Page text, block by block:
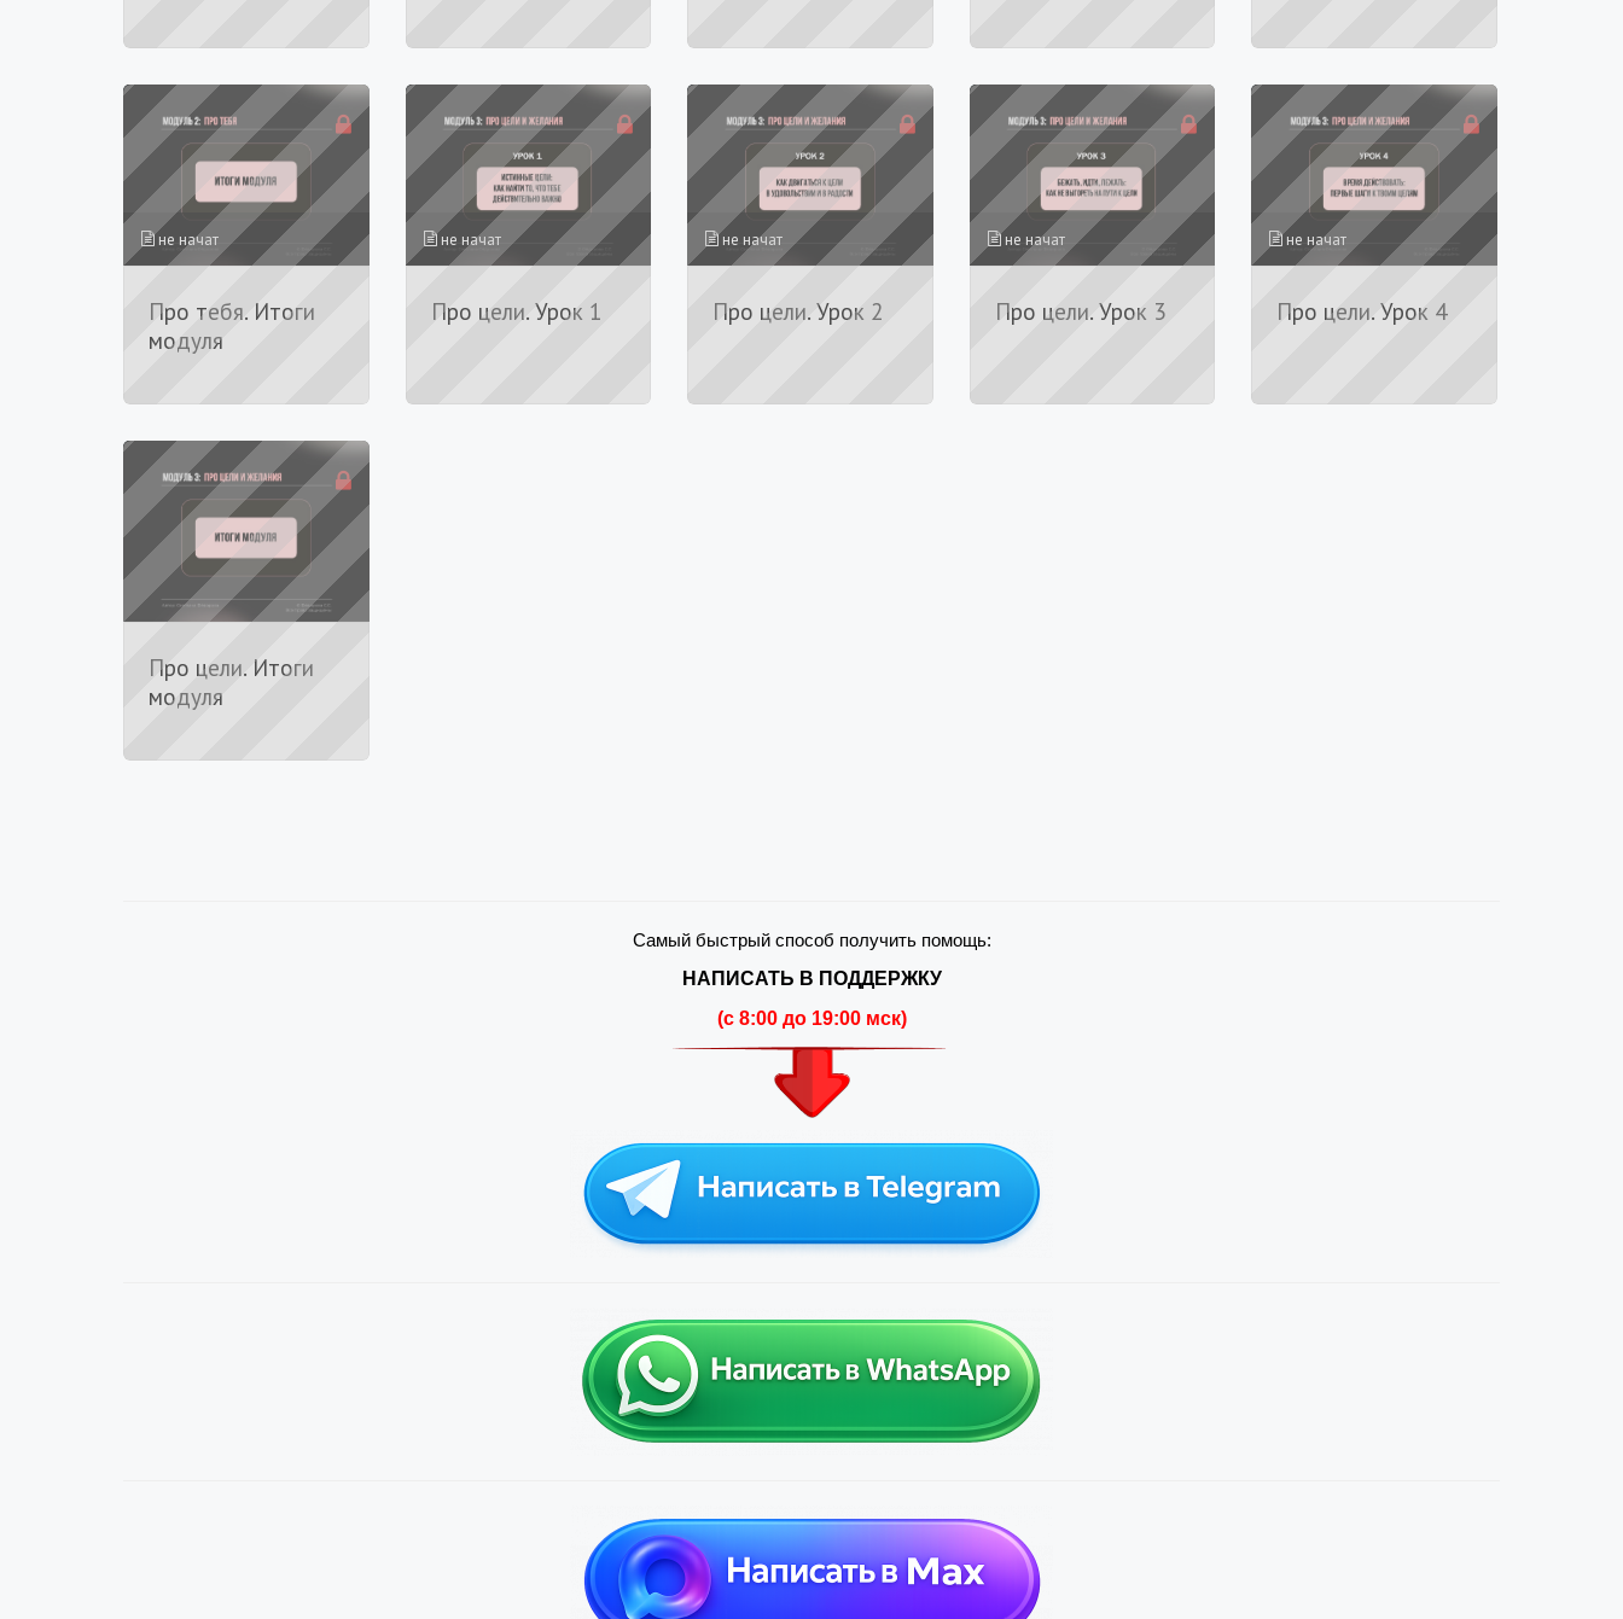
не начат
Про тебя. Итоги
модуля
не начат
Про цели. Урок 1
не начат
Про цели. Урок 2
не начат
Про цели. Урок 3
не начат
Про цели. Урок 4
Про цели. Итоги
модуля
Самый быстрый способ получить помощь:
НАПИСАТЬ В ПОДДЕРЖКУ
(c 8:00 до 19:00 мск)